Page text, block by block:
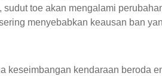
toe akan mengalami
menyebabkan keausan ban
keseimbangan kendaraan beroda